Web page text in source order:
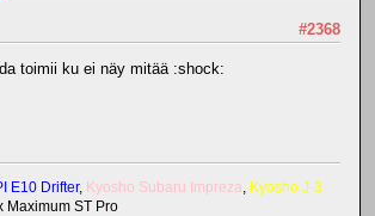
#2368
toimii ku ei näy mitää :shock:
E10 Drifter, Kyosho Subaru Impreza Kyosho J-3
Maximum ST Pro